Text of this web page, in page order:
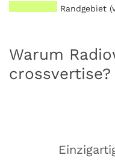
Randgebiet
Warum
crossvertise?